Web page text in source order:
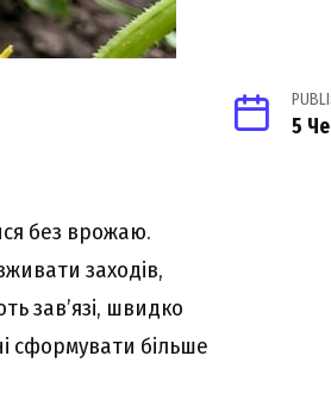
5
без врожаю.
заходів,
зав’язі, швидко
сформувати більше